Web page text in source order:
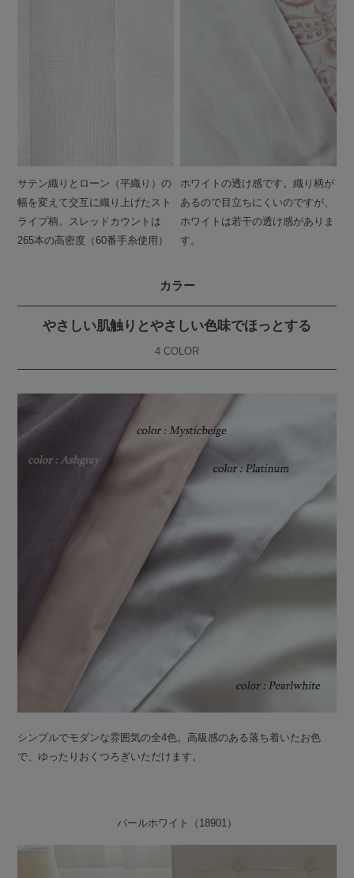
サテン織りとローン（平織り）の
幅を変えて交互に織り上げたスト
ライプ柄。スレッドカウントは
265本の高密度（60番手糸使用）
ホワイトの透け感です。織り柄が
あるので目立ちにくいのですが、
ホワイトは若干の透け感がありま
す。
カラー
やさしい肌触りとやさしい色味でほっとする
4 COLOR
シンプルでモダンな雰囲気の全4色。高級感のある落ち着いたお色
で、ゆったりおくつろぎいただけます。
パールホワイト（18901）